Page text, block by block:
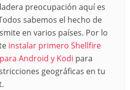
preocupación aquí es
sabemos el hecho de
en varios países. Por lo
instalar primero Shellfire
Android y Kodi para
geográficas en tu